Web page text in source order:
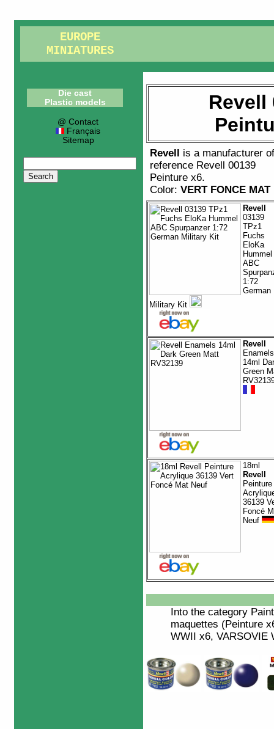
EUROPE
MINIATURES
Die cast
Plastic models
@ Contact
Français
Sitemap
Revell
Revell is a manufacturer
reference Revell 00139
Peinture x6.
Color:VERT FONCE MAT
Revell
03139
TPz1
Fuchs
EloKa
Hummel
ABC
1:72
German
Military Kit
Revell
Enamels
14ml
Green
18ml
Revell
Peinture
36139
Foncé
Neuf
Into the category Paint
maquettes (Peinture
WWII x6, VARSOVIE